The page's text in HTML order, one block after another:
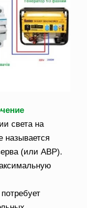
света на
называется
(или АВР).